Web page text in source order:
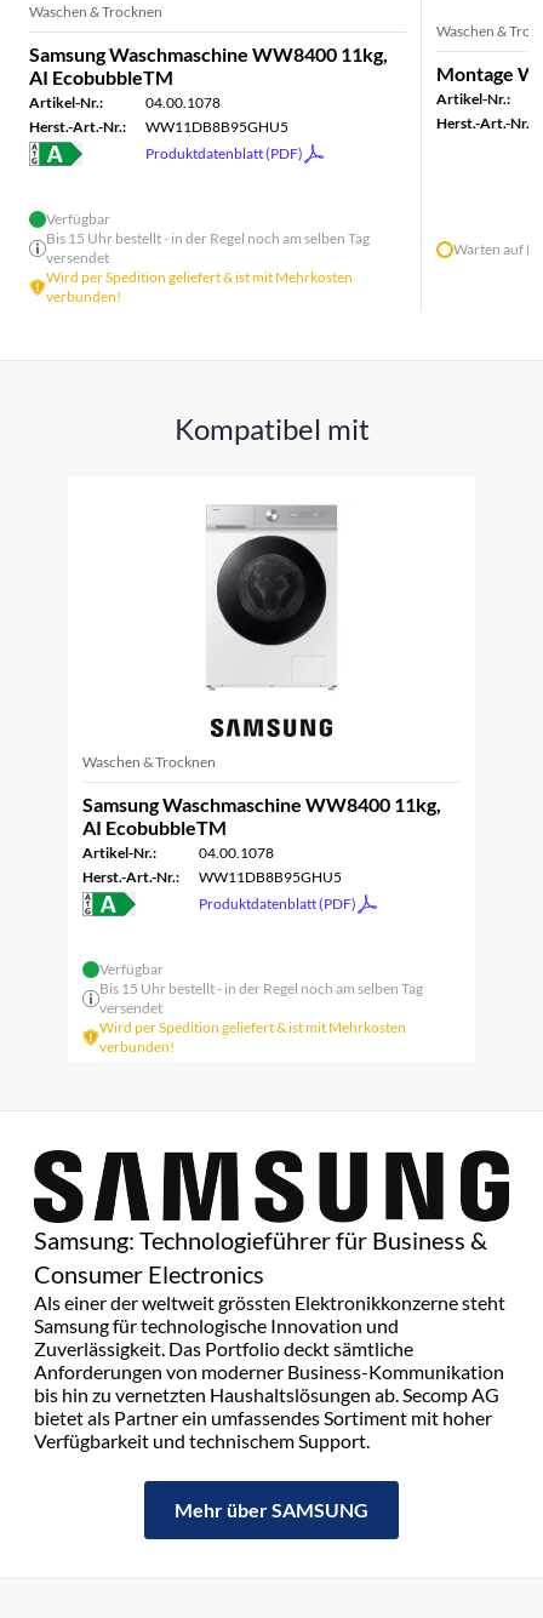
Waschen & Trocknen
Samsung Waschmaschine WW8400 11kg,
AI EcobubbleTM
Artikel-Nr.:
04.00.1078
Herst.-Art.-Nr.:
WW11DB8B95GHU5
Produktdatenblatt (PDF)
Verfügbar
Bis 15 Uhr bestellt - in der Regel noch am selben Tag
versendet
Wird per Spedition geliefert & ist mit Mehrkosten
verbunden!
Waschen &
Montage
Artikel-Nr.:
Herst.-Art.-Nr.:
Warten auf
Kompatibel mit
Waschen & Trocknen
Samsung Waschmaschine WW8400 11kg,
AI EcobubbleTM
Artikel-Nr.:
04.00.1078
Herst.-Art.-Nr.:
WW11DB8B95GHU5
Produktdatenblatt (PDF)
Verfügbar
Bis 15 Uhr bestellt - in der Regel noch am selben Tag
versendet
Wird per Spedition geliefert & ist mit Mehrkosten
verbunden!
Samsung: Technologieführer für Business &
Consumer Electronics
Als einer der weltweit grössten Elektronikkonzerne steht
Samsung für technologische Innovation und
Zuverlässigkeit. Das Portfolio deckt sämtliche
Anforderungen von moderner Business-Kommunikation
bis hin zu vernetzten Haushaltslösungen ab. Secomp AG
bietet als Partner ein umfassendes Sortiment mit hoher
Verfügbarkeit und technischem Support.
Mehr über SAMSUNG